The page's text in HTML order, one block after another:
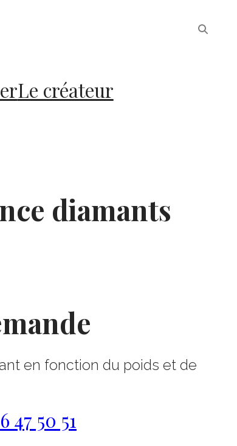
Le créateur
diamants
en fonction du poids et de
47 50 51